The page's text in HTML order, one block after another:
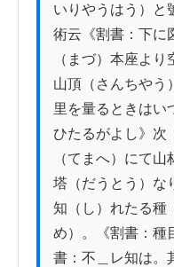
いりやうはう）と
術云《割書：下に
（まづ）本座より
山頂（さんちやう
里を量るときはい
ひたるがよし》次
（てまへ）にて
塔（だうとう）な
知（し）れたる種
め）。《割書：種
書：不＿レ知は。